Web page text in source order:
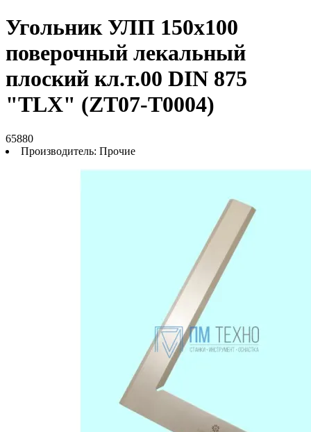
Угольник УЛП 150х100
поверочный лекальный
плоский кл.т.00 DIN 875
"TLX" (ZT07-T0004)
65880
Производитель: Прочие